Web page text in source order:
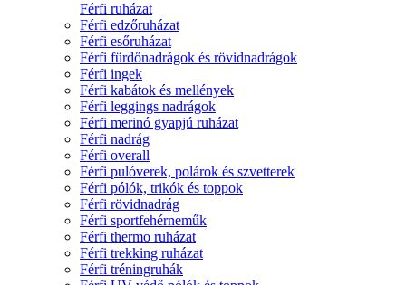
Férfi ruházat
Férfi edzőruházat
Férfi esőruházat
Férfi fürdőnadrágok és rövidnadrágok
Férfi ingek
Férfi kabátok és mellények
Férfi leggings nadrágok
Férfi merinó gyapjú ruházat
Férfi nadrág
Férfi overall
Férfi pulóverek, polárok és szvetterek
Férfi pólók, trikók és toppok
Férfi rövidnadrág
Férfi sportfehérneműk
Férfi thermo ruházat
Férfi trekking ruházat
Férfi tréningruhák